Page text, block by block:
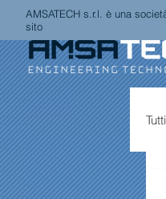
AMSATECH s.r.l. è una
sito